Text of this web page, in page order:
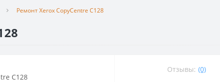
Ремонт Xerox CopyCentre C128
Отзывы: (0)